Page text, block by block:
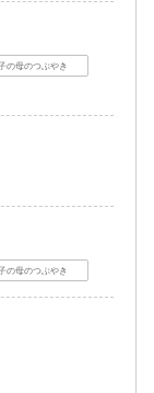
の母のつぶやき
の母のつぶやき